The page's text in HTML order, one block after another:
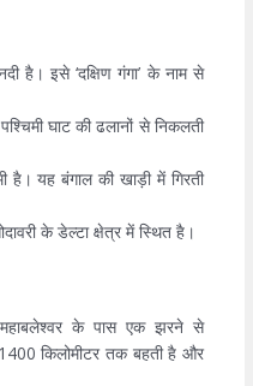
है। इसे ‘दक्षिण गंगा’ के नाम से
घाट की ढलानों से निकलती
यह बंगाल की खाड़ी में गिरती
के डेल्टा क्षेत्र में स्थित है।
महाबलेश्वर के पास एक झरने से
किलोमीटर तक बहती है और